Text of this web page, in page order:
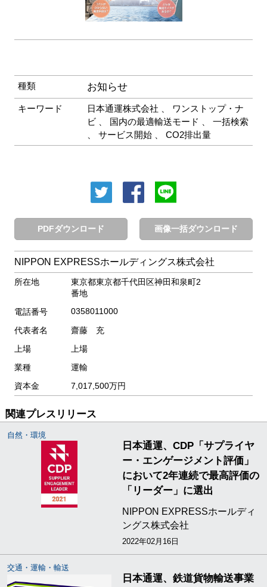
種類 お知らせ
キーワード 日本通運株式会社
ワンストップ・ナ
ビ
国内の最適輸送モード 、一括検索
、サービス開始 、CO2排出量
PDFダウンロード 画像一括ダウンロード
NIPPON EXPRESSホールディングス株式会社
所在地
東京都東京都千代田区神田和泉町2
番地
電話番号
0358011000
代表者名
齋藤 充
上場
上場
業種
運輸
資本金
7,017,500万円
関連プレスリリース
自然・環境
日本通運、CDP「サプライヤ
ー・エンゲージメント評価」
において2年連続で最高評価の
「リーダー」に選出
NIPPON EXPRESSホールディ
ングス株式会社
2022年02月16日
交通・運輸・輸送
日本通運、鉄道貨物輸送事業